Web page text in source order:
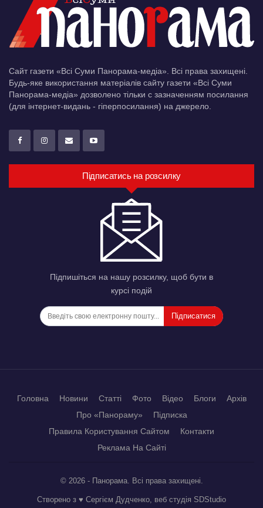
Сайт газети «Всі Суми Панорама-медіа». Всі права захищені.
Будь-яке використання матеріалів сайту газети «Всі Суми
Панорама-медіа» дозволено тільки c зазначенням посилання
(для інтернет-видань - гіперпосилання) на джерело.
Підписатись на розсилку
Підпишіться на нашу розсилку, щоб бути в
курсі подій
Підписатися
Головна Новини Статті Фото Відео Блоги
Архів
Про «Панораму»
Підписка
Правила Користування Сайтом
Контакти
Реклама На Сайті
© 2026 - Панорама. Всі права захищені.
Створено з ♥ Сергієм Дудченко, веб студія SDStudio